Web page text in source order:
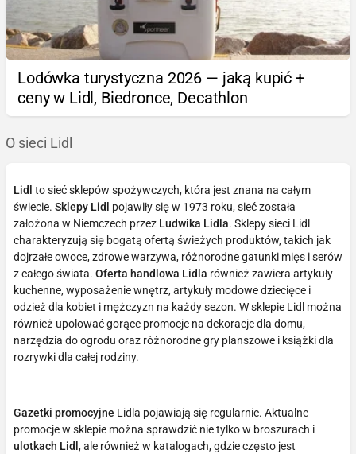
Lodówka turystyczna 2026 — jaką kupić +
ceny w Lidl, Biedronce, Decathlon
O sieci Lidl
Lidl to sieć sklepów spożywczych, która jest znana na całym
świecie. Sklepy Lidl pojawiły się w 1973 roku, sieć została
założona w Niemczech przez Ludwika Lidla. Sklepy sieci Lidl
charakteryzują się bogatą ofertą świeżych produktów, takich jak
dojrzałe owoce, zdrowe warzywa, różnorodne gatunki mięs i serów
z całego świata. Oferta handlowa Lidla również zawiera artykuły
kuchenne, wyposażenie wnętrz, artykuły modowe dziecięce i
odzież dla kobiet i mężczyzn na każdy sezon. W sklepie Lidl można
również upolować gorące promocje na dekoracje dla domu,
narzędzia do ogrodu oraz różnorodne gry planszowe i książki dla
rozrywki dla całej rodziny.
Gazetki promocyjne Lidla pojawiają się regularnie. Aktualne
promocje w sklepie można sprawdzić nie tylko w broszurach i
ulotkach Lidl , ale również w katalogach, gdzie często jest